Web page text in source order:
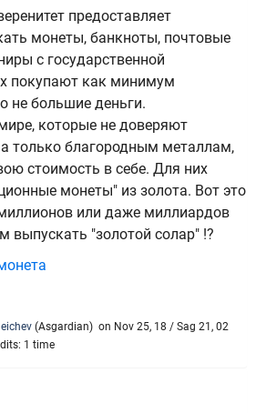
предоставляет
монеты, банкноты, почтовые
с государственной
покупают как минимум
не большие деньги.
которые не доверяют
только благородным металлам,
стоимость в себе. Для них
монеты" из золота. Вот это
или даже миллиардов
выпускать "золотой солар" !?
(Asgardian) on Nov 25, 18 / Sag 21, 02
1 time